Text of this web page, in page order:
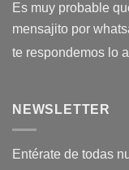
Es muy probable
mensajito por
te respondemos lo
NEWSLETTER
Entérate de todas